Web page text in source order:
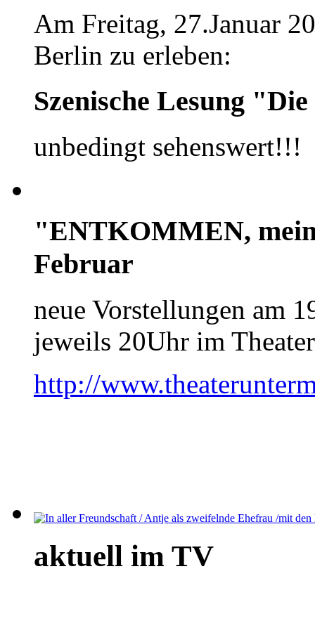
Am Freitag, 27.Januar
Berlin zu erleben:
Szenische Lesung
unbedingt sehenswert!!!
"ENTKOMMEN,
Februar
neue Vorstellungen am
jeweils 20Uhr im
http://
aktuell im TV